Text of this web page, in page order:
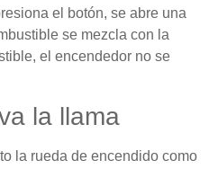
el botón, se abre una
se mezcla con la
el encendedor no se
la llama
la rueda de encendido como